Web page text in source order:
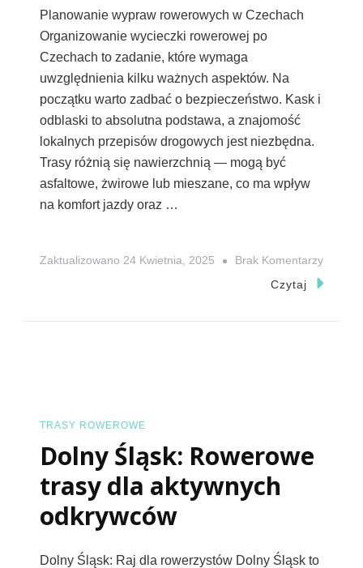
Planowanie wypraw rowerowych w Czechach
Organizowanie wycieczki rowerowej po
Czechach to zadanie, które wymaga
uwzględnienia kilku ważnych aspektów. Na
początku warto zadbać o bezpieczeństwo. Kask i
odblaski to absolutna podstawa, a znajomość
lokalnych przepisów drogowych jest niezbędna.
Trasy różnią się nawierzchnią — mogą być
asfaltowe, żwirowe lub mieszane, co ma wpływ
na komfort jazdy oraz …
Zaktualizowano 24 Kwietnia, 2025 Brak KomentarzyDo
Czechy
Czytaj
TRASY ROWEROWE
Dolny Śląsk: Rowerowe
trasy dla aktywnych
odkrywców
Dolny Śląsk: Raj dla rowerzystów Dolny Śląsk to